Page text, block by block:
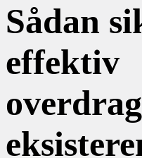
Sådan
effektiv